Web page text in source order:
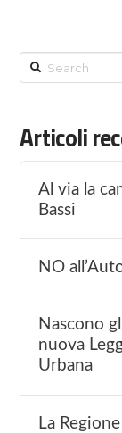
Search
Articoli
Al via la
Bassi
NO
Nascono
nuova
Urbana
La